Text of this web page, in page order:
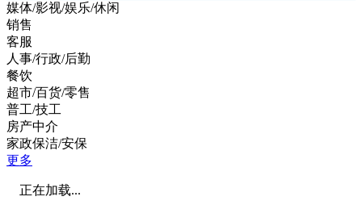
媒体/影视/娱乐/休闲
销售
客服
人事/行政/后勤
餐饮
超市/百货/零售
普工/技工
房产中介
家政保洁/安保
更多
正在加载...